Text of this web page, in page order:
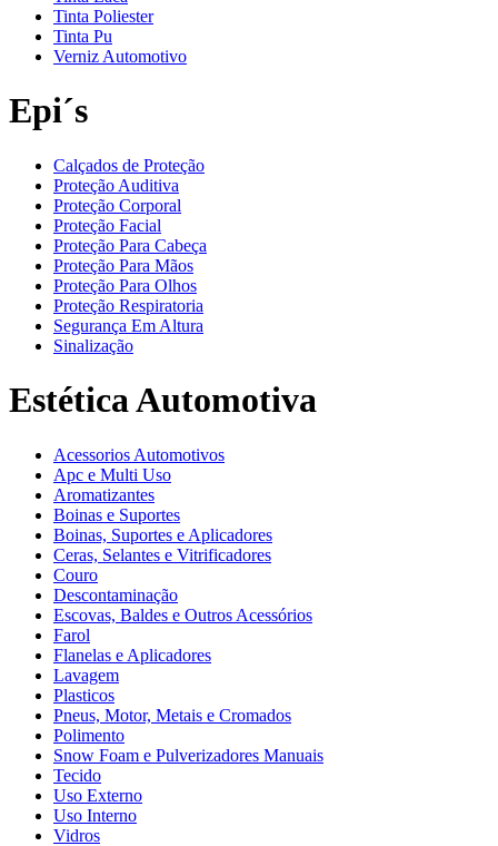
Tinta Poliester
Tinta Pu
Verniz Automotivo
Epi´s
Calçados de Proteção
Proteção Auditiva
Proteção Corporal
Proteção Facial
Proteção Para Cabeça
Proteção Para Mãos
Proteção Para Olhos
Proteção Respiratoria
Segurança Em Altura
Sinalização
Estética Automotiva
Acessorios Automotivos
Apc e Multi Uso
Aromatizantes
Boinas e Suportes
Boinas, Suportes e Aplicadores
Ceras, Selantes e Vitrificadores
Couro
Descontaminação
Escovas, Baldes e Outros Acessórios
Farol
Flanelas e Aplicadores
Lavagem
Plasticos
Pneus, Motor, Metais e Cromados
Polimento
Snow Foam e Pulverizadores Manuais
Tecido
Uso Externo
Uso Interno
Vidros